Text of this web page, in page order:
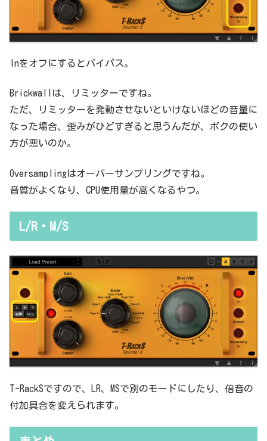
Inをオフにするとバイパス。
Brickwallは、リミッターですね。
ただ、リミッターを発動させないといけないほどの音量に
なった場合、歪みがひどすぎると思うんだが、ボクの使い
方が悪いのか。
Oversamplingはオーバーサンプリングですね。
音質がよくなり、CPU使用量が高くなるやつ。
L/R・M/S
T-RackSですので、LR、MSで別のモードにしたり、倍音の
付加具合を変えられます。